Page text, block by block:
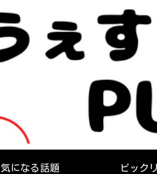
気になる話題 ビック